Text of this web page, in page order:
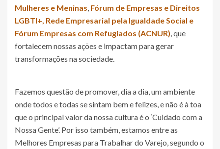
Mulheres e Meninas, Fórum de Empresas e Direitos
LGBTI+, Rede Empresarial pela Igualdade Social e
Fórum Empresas com Refugiados (ACNUR), que
fortalecem nossas ações e impactam para gerar
transformações na sociedade.
Fazemos questão de promover, dia a dia, um ambiente
onde todos e todas se sintam bem e felizes, e não é à toa
que o principal valor da nossa cultura é o ‘Cuidado com a
Nossa Gente’. Por isso também, estamos entre as
Melhores Empresas para Trabalhar do Varejo, segundo o